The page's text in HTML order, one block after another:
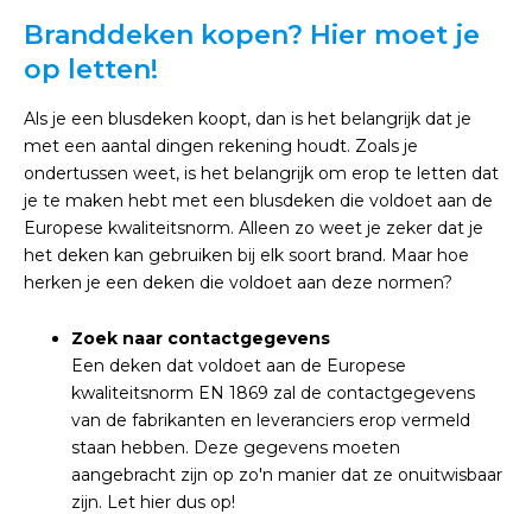
Branddeken kopen? Hier moet je
op letten!
Als je een blusdeken koopt, dan is het belangrijk dat je
met een aantal dingen rekening houdt. Zoals je
ondertussen weet, is het belangrijk om erop te letten dat
je te maken hebt met een blusdeken die voldoet aan de
Europese kwaliteitsnorm. Alleen zo weet je zeker dat je
het deken kan gebruiken bij elk soort brand. Maar hoe
herken je een deken die voldoet aan deze normen?
Zoek naar contactgegevens
Een deken dat voldoet aan de Europese
kwaliteitsnorm EN 1869 zal de contactgegevens
van de fabrikanten en leveranciers erop vermeld
staan hebben. Deze gegevens moeten
aangebracht zijn op zo'n manier dat ze onuitwisbaar
zijn. Let hier dus op!